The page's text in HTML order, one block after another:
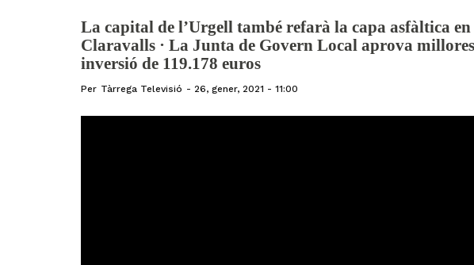
La capital de l’Urgell també refarà la capa asfàltica
Claravalls · La Junta de Govern Local aprova
inversió de 119.178 euros
Per Tàrrega Televisió 26, gener, 2021 - 11:00